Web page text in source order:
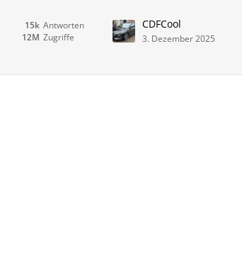
Antworten
15k
Zugriffe
12M
CDFCool
3. Dezember 2025